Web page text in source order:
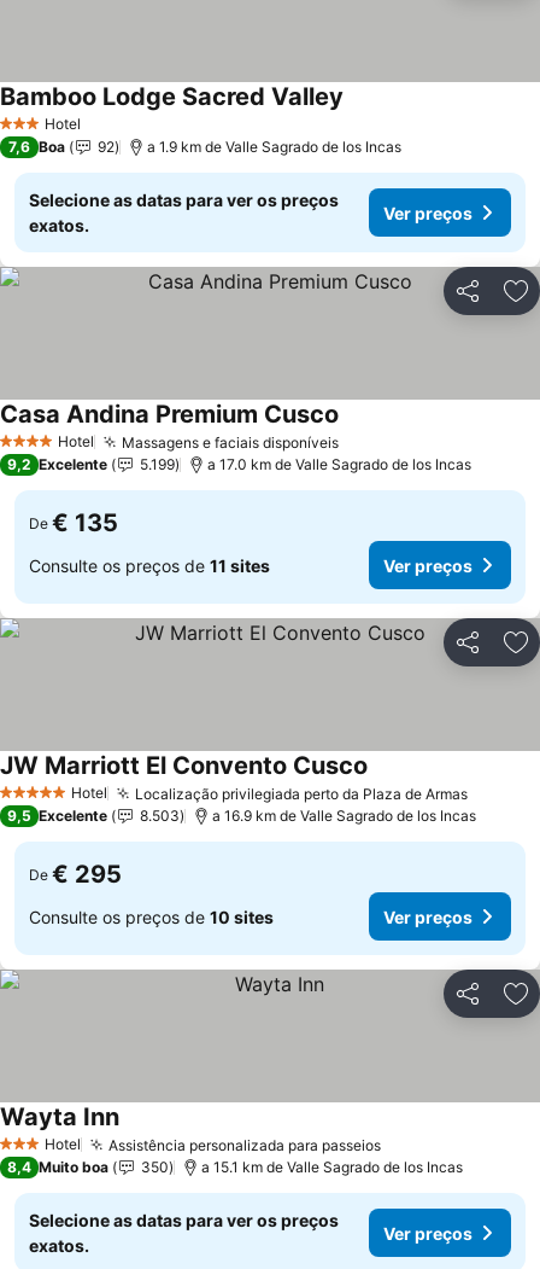
3 EstrelasHotel
Bamboo Lodge Sacred Valley
7,6 Boa 92 a 1.9 km de Valle Sagrado de los Incas
Selecione as datas para ver os preços
exatos.
Ver preços
Partilhar
4 EstrelasHotel Massagens e faciais disponíveis
Casa Andina Premium Cusco
9,2 Excelente 5.199 a 17.0 km de Valle Sagrado de los Incas
De € 135
Consulte os preços de 11 sites Ver preços
Partilhar
5 Estrelas Hotel Localização privilegiada perto da Plaza de Armas
JW Marriott El Convento Cusco
9,5 Excelente 8.503 a 16.9 km de Valle Sagrado de los Incas
De € 295
Consulte os preços de 10 sites Ver preços
Partilhar
3 EstrelasHotel Assistência personalizada para passeios
Wayta Inn
8,4 Muito boa 350 a 15.1 km de Valle Sagrado de los Incas
Selecione as datas para ver os preços
exatos.
Ver preços